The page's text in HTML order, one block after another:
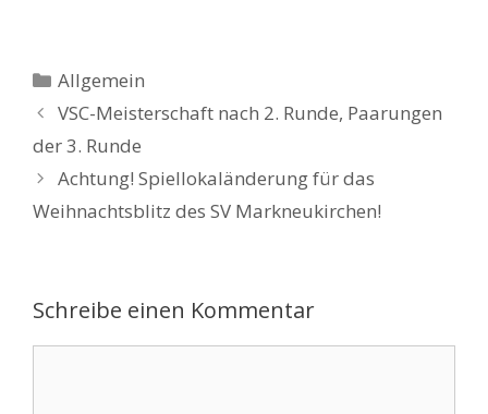
Kategorien
Allgemein
VSC-Meisterschaft nach 2. Runde, Paarungen
der 3. Runde
Achtung! Spiellokaländerung für das
Weihnachtsblitz des SV Markneukirchen!
Schreibe einen Kommentar